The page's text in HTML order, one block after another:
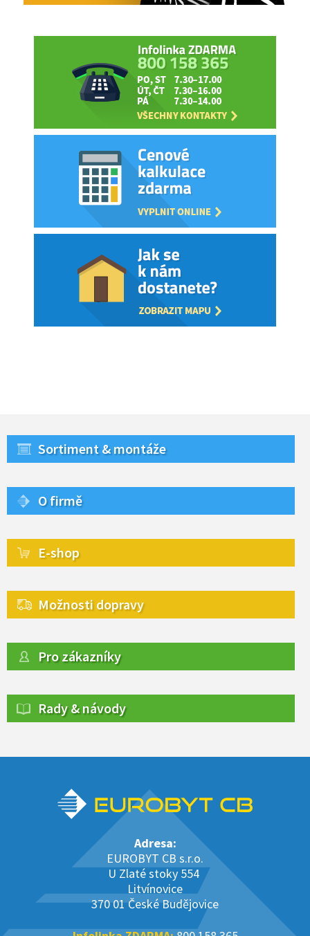
Sortiment & montáže
O firmě
E-shop
Možnosti dopravy
Pro zákazníky
Rady & návody
Adresa:
EUROBYT CB s.r.o.
U Zlaté stoky 554
Litvínovice
370 01 České Budějovice